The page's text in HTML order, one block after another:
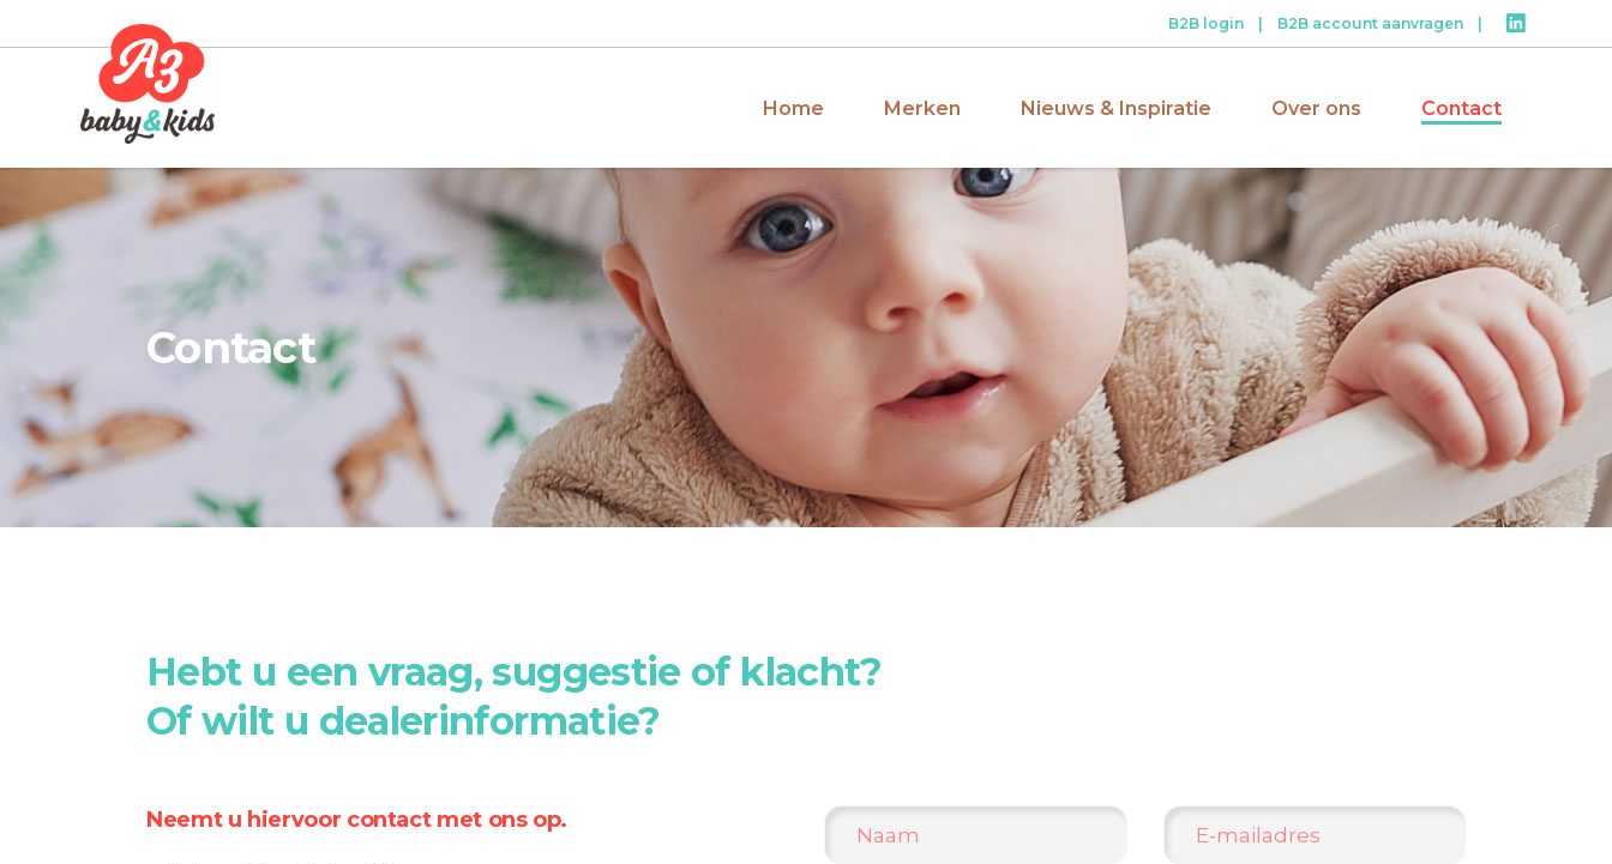
B2B login | B2B account aanvragen |
Home Merken Nieuws & Inspiratie Over ons Contact
Contact
Hebt u een vraag, suggestie of klacht?
Of wilt u dealerinformatie?
Neemt u hiervoor contact met ons op.